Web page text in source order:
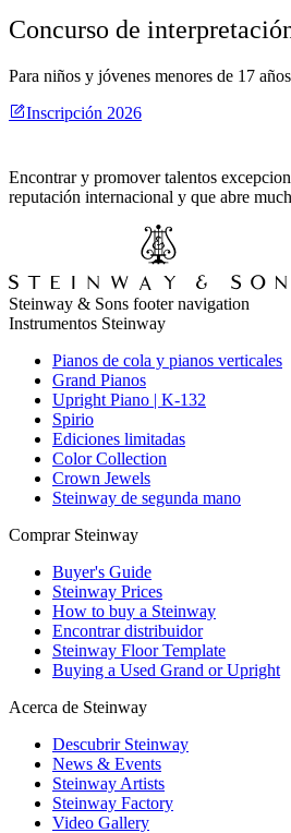
Concurso de
Para niños y jóvenes menores de 17 años
Inscripción 2026
Encontrar y promover talentos
reputación internacional y que abre
Steinway & Sons footer navigation
Instrumentos Steinway
Pianos de cola y pianos verticales
Grand Pianos
Upright Piano | K-132
Spirio
Ediciones limitadas
Color Collection
Crown Jewels
Steinway de segunda mano
Comprar Steinway
Buyer's Guide
Steinway Prices
How to buy a Steinway
Encontrar distribuidor
Steinway Floor Template
Buying a Used Grand or Upright
Acerca de Steinway
Descubrir Steinway
News & Events
Steinway Artists
Steinway Factory
Video Gallery